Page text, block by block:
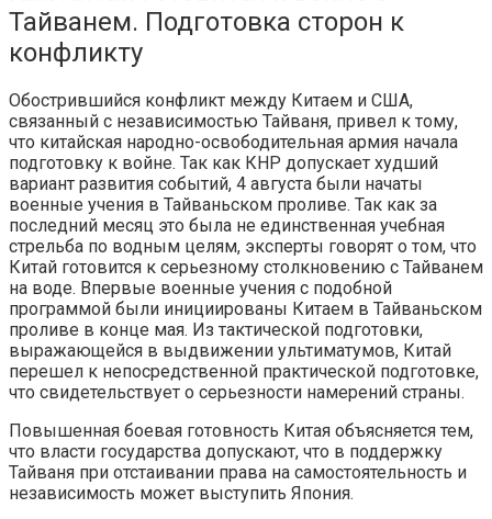
Тайванем. Подготовка сторон к
конфликту
Обострившийся конфликт между Китаем и США,
связанный с независимостью Тайваня, привел к тому,
что китайская народно-освободительная армия начала
подготовку к войне. Так как КНР допускает худший
вариант развития событий, 4 августа были начаты
военные учения в Тайваньском проливе. Так как за
последний месяц это была не единственная учебная
стрельба по водным целям, эксперты говорят о том, что
Китай готовится к серьезному столкновению с Тайванем
на воде. Впервые военные учения с подобной
программой были инициированы Китаем в Тайваньском
проливе в конце мая. Из тактической подготовки,
выражающейся в выдвижении ультиматумов, Китай
перешел к непосредственной практической подготовке,
что свидетельствует о серьезности намерений страны.
Повышенная боевая готовность Китая объясняется тем,
что власти государства допускают, что в поддержку
Тайваня при отстаивании права на самостоятельность и
независимость может выступить Япония.